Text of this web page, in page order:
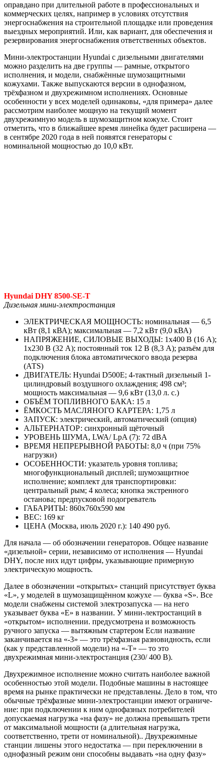
оправдано при длительной работе в профессиональных и
коммерческих целях, например в условиях отсутствия
энергоснабжения на строительной площадке или проведения
выездных мероприятий. Или, как вари­ант, для обеспечения и
резервирования энергоснабжения ответ­ственных объектов.
Мини-электростанции Hyundai с дизельными двигателями
можно разделить на две группы — рамные, открытого
исполнения, и модели, снабжённые шумозащитными
кожухами. Также выпускаются вер­сии в однофазном,
трёхфазном и двухрежимном исполнениях. Ос­новные
особенности у всех моделей одинаковы, «для примера» далее
рассмотрим наиболее мощную на текущий момент
двухрежимную модель в шумозащитном кожухе. Стоит
отметить, что в ближайшее время линейка будет расширена —
в сентябре 2020 года в ней поя­вятся генераторы с
номинальной мощностью до 10,0 кВт.
Hyundai DHY 8500-SE-T
Дизельная мини-электростанция
ЭЛЕКТРИЧЕСКАЯ МОЩНОСТЬ: номинальная — 6,5
кВт (8,1 кВА); максимальная — 7,2 кВт (9,0 кВА)
НАПРЯЖЕНИЕ, СИЛОВЫЕ ВЫХОДЫ: 1х400 В (16 А);
1х230 В (32 А); постоянный ток 12 В (8,3 А); разъём для
подклю­чения блока автоматического ввода резерва
(АТS)
ДВИГАТЕЛЬ: Hyundai D500E; 4-тактный дизельный 1-
ци­линдровый воздушного охлаждения; 498 см³;
мощность максимальная — 9,6 кВт (13,0 л. с.)
ОБЪЁМ ТОПЛИВНОГО БАКА: 15 л
ЁМКОСТЬ МАСЛЯНОГО КАРТЕРА: 1,75 л
ЗАПУСК: электрический, автоматический (опция)
АЛЬТЕРНАТОР: синхронный щёточный
УРОВЕНЬ ШУМА, LWA/ LpA (7): 72 dBA
ВРЕМЯ НЕПРЕРЫВНОЙ РАБОТЫ: 8,0 ч (при 75%
нагрузки)
ОСОБЕННОСТИ: указатель уровня топлива;
многофункци­ональный дисплей; шумозащитное
исполнение; комплект для транспортировки:
центральный рым; 4 колеса; кнопка экстренного
останова; предпусковой подогреватель
ГАБАРИТЫ: 860x760x590 мм
ВЕС: 169 кг
ЦЕНА (Москва, июль 2020 г.): 140 490 руб.
Для начала — об обозначении генераторов. Общее название
«дизельной» серии, незави­симо от исполнения — Hyundai
DHY, после них идут цифры, указывающие примерную
электрическую мощность.
Далее в обозначении «открытых» станций присутствует буква
«L», у моделей в шумоза­щищённом кожухе — буква «S». Все
модели снабжены системой электрозапуска — на него
указывает буква «E» в названии. У ми­ни-лектростанций в
«открытом» исполне­нии. предусмотрена и возможность
ручного запуска — вытяжным стартером Если назва­ние
заканчивается на «-3» — это трёхфазная разновидность, если
(как у представленной модели) на «-T» — то это
двухрежимная ми­ни-электростанция (230/ 400 В).
Двухрежимное исполнение можно счи­тать наиболее важной
особенностью этой модели. Подобные машины в настоящее
время на рынке практически не представ­лены. Дело в том, что
обычные трёхфазные мини-электростанции имеют ограниче­
ние: при подключении к ним однофазных потребителей
допускаемая нагрузка «на фазу» не должна превышать трети
от мак­симальной мощности (а длительная нагруз­ка,
соответственно, трети от номинальной).. Двухрежимные
станции лишены этого не­достатка — при переключении в
однофаз­ный режим они способны выдавать «на одну фазу»